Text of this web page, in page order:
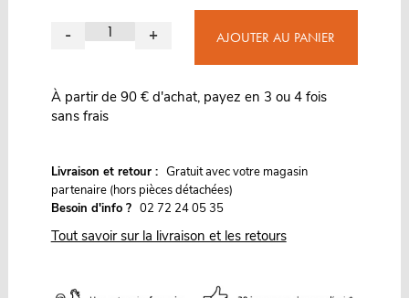
- + AJOUTER AU PANIER
À partir de 90 € d'achat, payez en 3 ou 4 fois
sans frais
Livraison et retour : Gratuit avec votre magasin
partenaire (hors pièces détachées)
Besoin d'info ? 02 72 24 05 35
Tout savoir sur la livraison et les retours